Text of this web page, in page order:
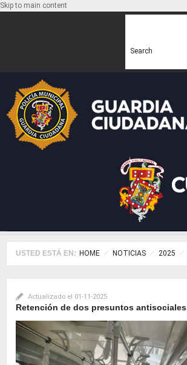
Skip to main content
Search
USTED ESTÁ EN: HOME NOTICIAS 2025
Actualizado el 01-11-2025
Retención de dos presuntos antisociales